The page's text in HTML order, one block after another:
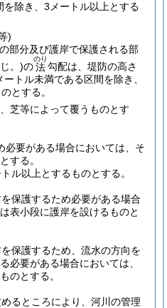
除き、3メートル以上とする
)
部分及び護岸で保護される部
。)の法
のり
勾配は、堤防の高さ
トル未満である区間を除き、
とする。
芝等によって覆うものとす
必要がある場合においては、そ
する。
ル以上とするものとする。
保護するため必要がある場合
表小段に護岸を設けるものと
保護するため、流水の方向を
必要がある場合においては、
のとする。
るところにより、河川の管理